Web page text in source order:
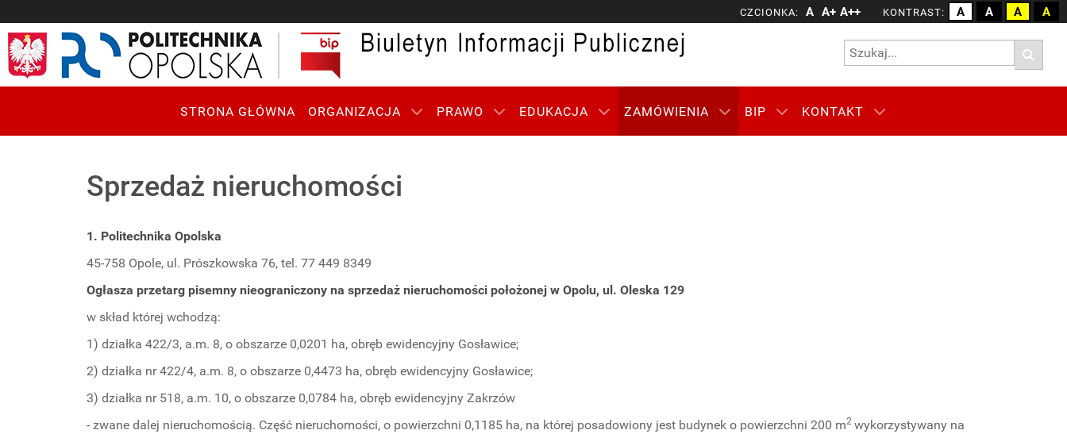
CZCIONKA: A A+ A++ KONTRAST: A A A A
STRONA GŁÓWNA ORGANIZACJA PRAWO EDUKACJA ZAMÓWIENIA BIP KONTAKT
Sprzedaż nieruchomości
1. Politechnika Opolska
45-758 Opole, ul. Prószkowska 76, tel. 77 449 8349
Ogłasza przetarg pisemny nieograniczony na sprzedaż nieruchomości położonej w Opolu, ul. Oleska 129
w skład której wchodzą:
1) działka 422/3, a.m. 8, o obszarze 0,0201 ha, obręb ewidencyjny Gosławice;
2) działka nr 422/4, a.m. 8, o obszarze 0,4473 ha, obręb ewidencyjny Gosławice;
3) działka nr 518, a.m. 10, o obszarze 0,0784 ha, obręb ewidencyjny Zakrzów
- zwane dalej nieruchomością. Część nieruchomości, o powierzchni 0,1185 ha, na której posadowiony jest budynek o powierzchni 200 m2 wykorzystywany na